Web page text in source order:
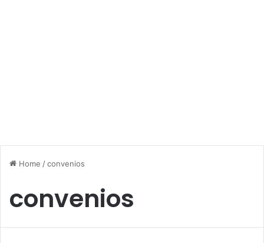
Home /convenios
convenios